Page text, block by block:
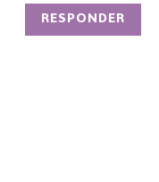
RESPONDER